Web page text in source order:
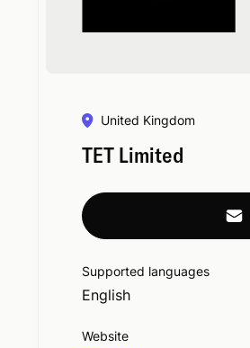
United Kingdom
TET Limited
Supported languages
English
Website